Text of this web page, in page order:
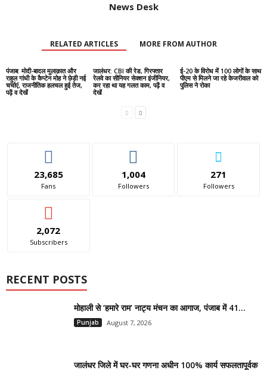
News Desk
RELATED ARTICLES MORE FROM AUTHOR
पंजाब: मोदी-बादल मुलाक़ात और
राहुल गांधी के कैप्टेन मोह ने छेड़ी नई
चर्चाएं, राजनीतिक हलचल हुई तेज,
पढ़ें व देखें
जालंधर: CBI की रेड, गिरफ्तार
रेलवे का सीनियर सेक्शन इंजीनियर,
कर रहा था यह गलत काम, पढ़ें व
देखें
ई-20 के विरोध में 100 लोगों के साथ
पीएम से मिलने जा रहे केजरीवाल को
पुलिस ने रोका
23,685
Fans
1,004
Followers
271
Followers
2,072
Subscribers
RECENT POSTS
मोहाली से ‘हमारे राम’ नाट्य मंचन का आगाज, पंजाब में 41...
Punjab August 7, 2026
जालंधर जिले में घर-घर गणना अधीन 100% कार्य सफलतापूर्वक